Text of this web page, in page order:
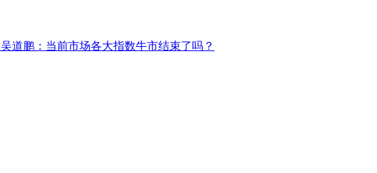
吴道鹏：当前市场各大指数牛市结束了吗？